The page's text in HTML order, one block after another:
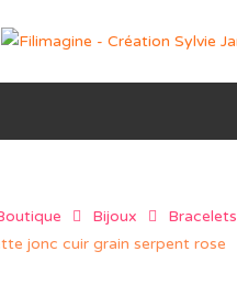
Bijoux Bracelets
jonc cuir grain serpent rose